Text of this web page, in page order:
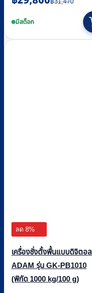
price
was:
price
is:มีสต็อก
ลด 8%
เครื่องชั่งตั้งพื้นแบบดิจิตอล
ADAM รุ่น GK-PB1010
(พิกัด 1000 kg/100 g)